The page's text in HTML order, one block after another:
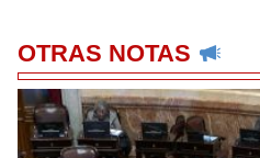
OTRAS NOTAS